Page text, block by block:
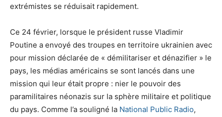
extrémistes se réduisait rapidement.
Ce 24 février, lorsque le président russe Vladimir
Poutine a envoyé des troupes en territoire ukrainien avec
pour mission déclarée de « démilitariser et dénazifier » le
pays, les médias américains se sont lancés dans une
mission qui leur était propre : nier le pouvoir des
paramilitaires néonazis sur la sphère militaire et politique
du pays. Comme l’a souligné la National Public Radio,